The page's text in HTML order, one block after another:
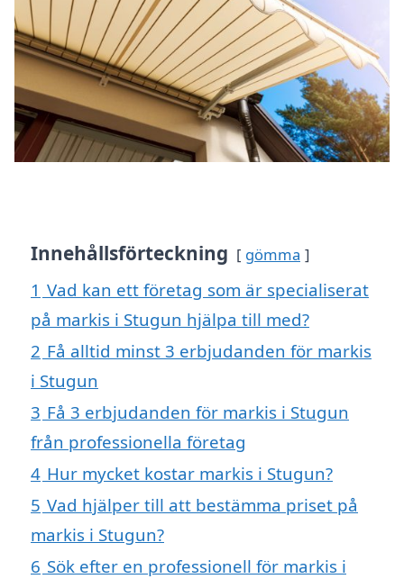
Innehållsförteckning gömma
1 Vad kan ett företag som är specialiserat
på markis i Stugun hjälpa till med?
2 Få alltid minst 3 erbjudanden för markis
i Stugun
3 Få 3 erbjudanden för markis i Stugun
från professionella företag
4 Hur mycket kostar markis i Stugun?
5 Vad hjälper till att bestämma priset på
markis i Stugun?
6 Sök efter en professionell för markis i